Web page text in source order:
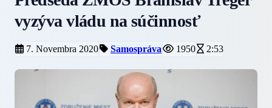
vyzýva vládu na súčinnosť
7. Novembra 2020 Samospráva 1950 2:53